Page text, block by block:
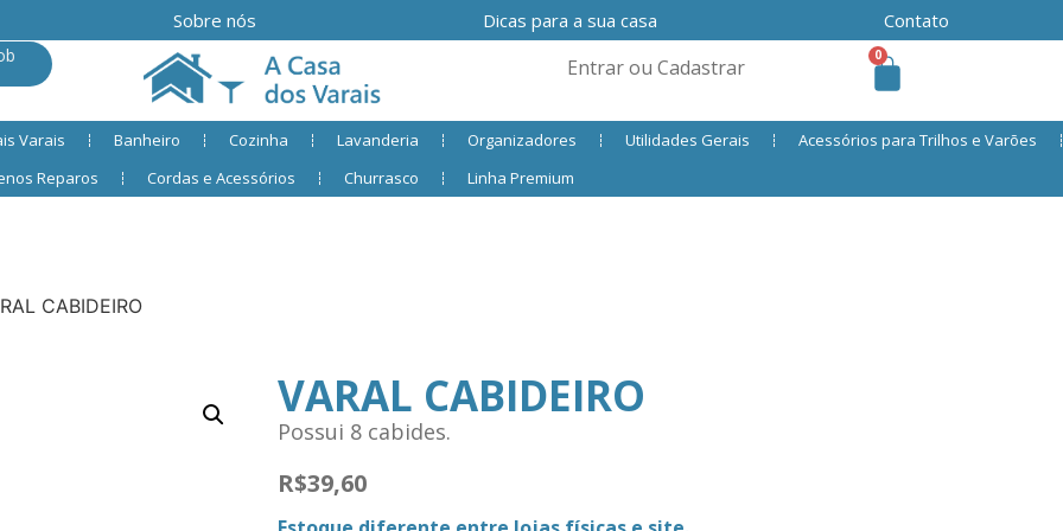
Sobre nós Dicas para a sua casa Contato
Entrar ou Cadastrar 0
Varais Banheiro Cozinha Lavanderia Organizadores Utilidades Gerais
Acessórios para Trilhos e Varões
Reparos
Cordas e Acessórios Churrasco Linha Premium
CABIDEIRO
VARAL CABIDEIRO
Possui 8 cabides.
R$39,60